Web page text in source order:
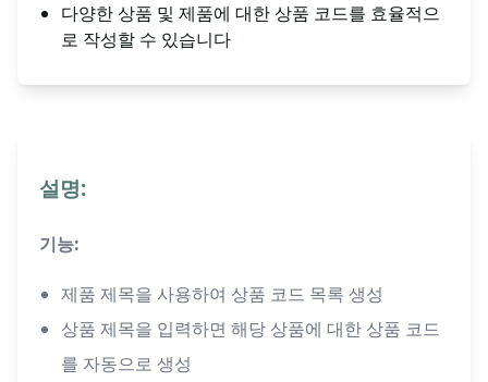
다양한 상품 및 제품에 대한 상품 코드를 효율적으
로 작성할 수 있습니다
설명:
기능:
제품 제목을 사용하여 상품 코드 목록 생성
상품 제목을 입력하면 해당 상품에 대한 상품 코드
를 자동으로 생성